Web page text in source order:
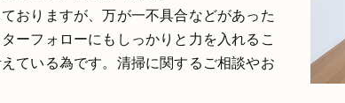
おりますが、万が一不具合などがあった
ーフォローにもしっかりと力を入れるこ
ている為です。清掃に関するご相談やお